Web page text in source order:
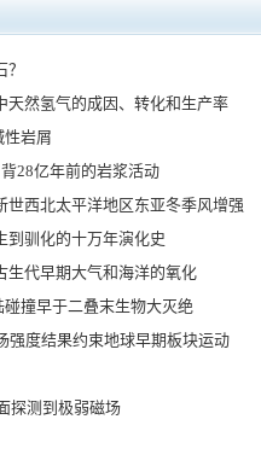
天然氢气的成因、转化和生产率
性岩屑
28亿年前的岩浆活动
世西北太平洋地区东亚冬季风增强
到驯化的十万年演化史
生代早期大气和海洋的氧化
撞早于二叠末生物大灭绝
强度结果约束地球早期板块运动
探测到极弱磁场